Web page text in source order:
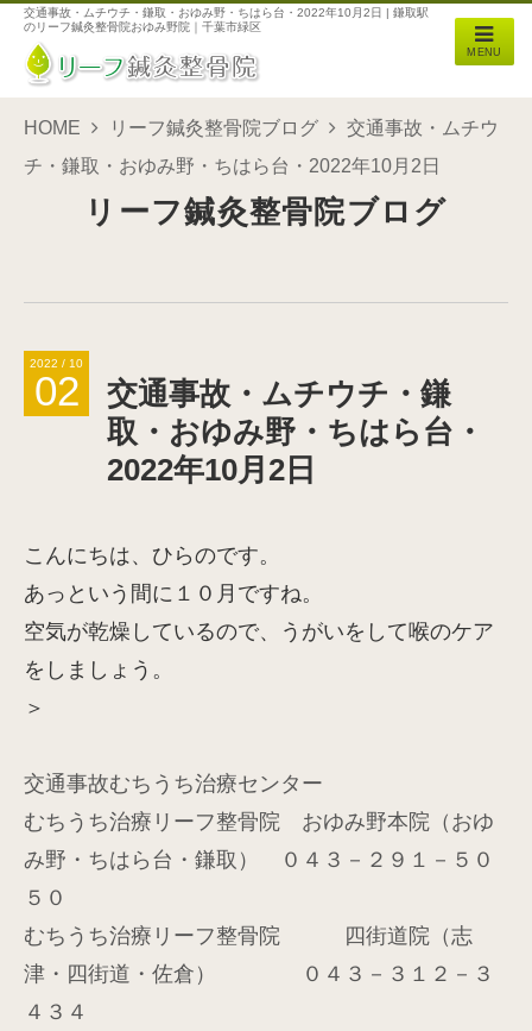
交通事故・ムチウチ・鎌取・おゆみ野・ちはら台・2022年10月2日 | 鎌取駅
のリーフ鍼灸整骨院おゆみ野院｜千葉市緑区
MENU
HOME リーフ鍼灸整骨院ブログ
交通事故・ムチウ
チ・鎌取・おゆみ野・ちはら台・2022年10月2日
リーフ鍼灸整骨院ブログ
交通事故・ムチウチ・鎌
取・おゆみ野・ちはら台・
2022年10月2日
2022 / 10
02
こんにちは、ひらのです。
あっという間に１０月ですね。
空気が乾燥しているので、うがいをして喉のケア
をしましょう。
＞
交通事故むちうち治療センター
むちうち治療リーフ整骨院 おゆみ野本院（おゆ
み野・ちはら台・鎌取） ０４３－２９１－５０
５０
むちうち治療リーフ整骨院 四街道院（志
津・四街道・佐倉） ０４３－３１２－３
４３４